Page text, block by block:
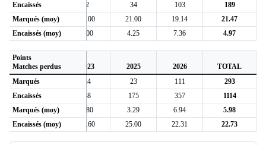
Encaissés
15 2 34 103
189
Marqués (moy)
22.50 19.00 21.00 19.14
21.47
Encaissés (moy)
7.50 1.00 4.25 7.36 4.97
Points
Matches perdus
2022 2023 2025 2026
TOTAL
Marqués21 24 23 111
293
Encaissés
118 88 175 357
1114
Marqués (moy)
4.20 4.80 3.29 6.94
5.98
Encaissés (moy)
23.60 17.60 25.00 22.31 22.73